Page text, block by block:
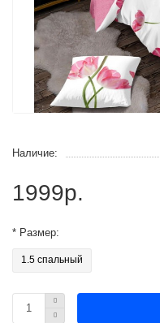
Наличие:
1999р.
* Размер:
1.5 спальный